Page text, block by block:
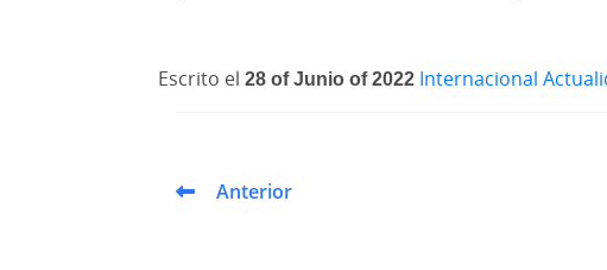
Escrito el28 of Junio of 2022 Internacional
Anterior